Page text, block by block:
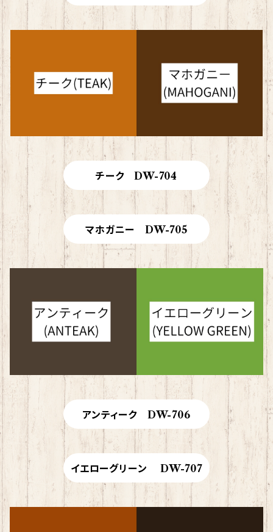
チーク DW-704
マホガニー DW-705
アンティーク DW-706
イエローグリーン DW-707